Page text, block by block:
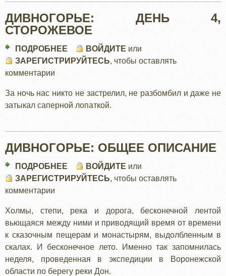
ДИВНОГОРЬЕ: ДЕНЬ 4,
СТОРОЖЕВОЕ
ПОДРОБНЕЕ
ДИВНОГОРЬЕ:
СТОРОЖЕВОЕ
ВОЙДИТЕ или
ЗАРЕГИСТРИРУЙТЕСЬ, чтобы оставлять
комментарии
За ночь нас никто не застрелил, не разбомбил и даже не
затыкал саперной лопаткой.
ДИВНОГОРЬЕ: ОБЩЕЕ ОПИСАНИЕ
ПОДРОБНЕЕ
ДИВНОГОРЬЕ:
ВОЙДИТЕ или
ЗАРЕГИСТРИРУЙТЕСЬ, чтобы оставлять
комментарии
Холмы, степи, река и дорога, бесконечной лентой
вьющаяся между ними и приводящий время от времени
к сказочным пещерам и монастырям, выдолбленным в
скалах. И бесконечное лето. Именно так запомнилась
неделя, проведенная в экспедиции в Воронежской
области по берегу реки Дон.